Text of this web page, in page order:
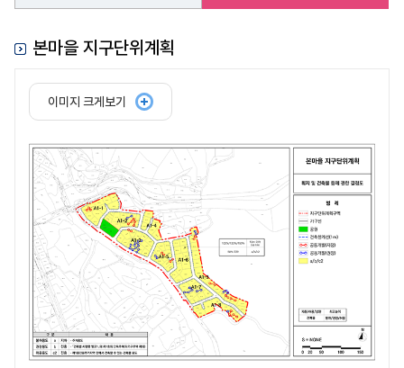
본마을 지구단위계획
이미지 크게보기